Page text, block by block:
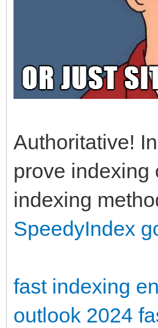
Authoritative!
prove indexing
indexing
SpeedyIndex
fast indexing
outlook 2024